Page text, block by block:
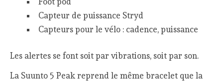
Capteur de puissance Stryd
Capteurs pour le vélo : cadence, puissance
Les alertes se font soit par vibrations, soit par son.
La Suunto 5 Peak reprend le même bracelet que la